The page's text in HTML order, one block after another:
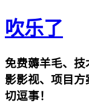
吹乐了
免费薅羊毛、
影影视、项目
切逗事！